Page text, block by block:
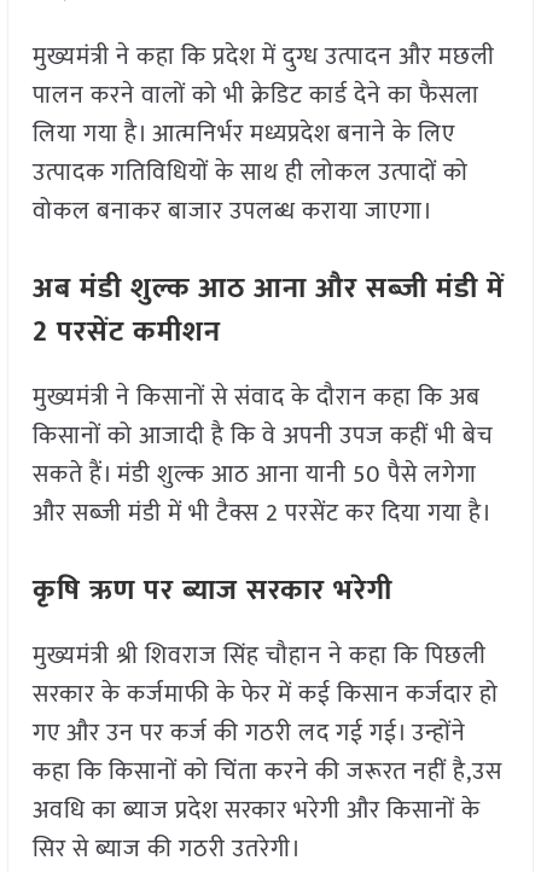
मुख्यमंत्री ने कहा कि प्रदेश में दुग्ध उत्पादन और मछली
पालन करने वालों को भी क्रेडिट कार्ड देने का फैसला
लिया गया है। आत्मनिर्भर मध्यप्रदेश बनाने के लिए
उत्पादक गतिविधियों के साथ ही लोकल उत्पादों को
वोकल बनाकर बाजार उपलब्ध कराया जाएगा।
अब मंडी शुल्क आठ आना और सब्जी मंडी में
2 परसेंट कमीशन
मुख्यमंत्री ने किसानों से संवाद के दौरान कहा कि अब
किसानों को आजादी है कि वे अपनी उपज कहीं भी बेच
सकते हैं। मंडी शुल्क आठ आना यानी 50 पैसे लगेगा
और सब्जी मंडी में भी टैक्स 2 परसेंट कर दिया गया है।
कृषि ऋण पर ब्याज सरकार भरेगी
मुख्यमंत्री श्री शिवराज सिंह चौहान ने कहा कि पिछली
सरकार के कर्जमाफी के फेर में कई किसान कर्जदार हो
गए और उन पर कर्ज की गठरी लद गई गई। उन्होंने
कहा कि किसानों को चिंता करने की जरूरत नहीं है,उस
अवधि का ब्याज प्रदेश सरकार भरेगी और किसानों के
सिर से ब्याज की गठरी उतरेगी।